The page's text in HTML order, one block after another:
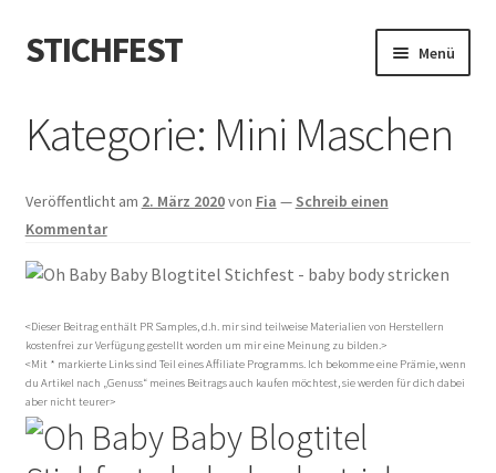
Zur
Navigation
Zum
Inhalt
STICHFEST Menü
Shop
About me
Kategorie: Mini Maschen
Veröffentlicht am 2. März 2020von Fia — Schreib einen
Kommentar
<Dieser Beitrag enthält PR Samples, d.h. mir sind teilweise Materialien von Herstellern
kostenfrei zur Verfügung gestellt worden um mir eine Meinung zu bilden.>
<Mit * markierte Links sind Teil eines Affiliate Programms. Ich bekomme eine Prämie, wenn
du Artikel nach „Genuss“ meines Beitrags auch kaufen möchtest, sie werden für dich dabei
aber nicht teurer>